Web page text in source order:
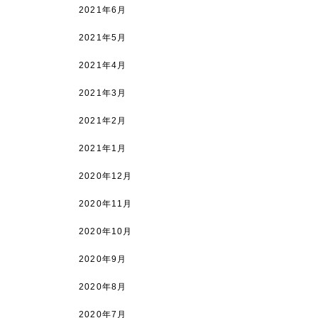
2021年6月
2021年5月
2021年4月
2021年3月
2021年2月
2021年1月
2020年12月
2020年11月
2020年10月
2020年9月
2020年8月
2020年7月